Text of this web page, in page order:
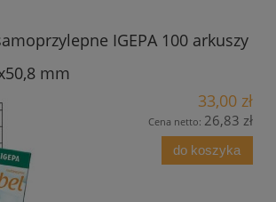
IGEPA 100 arkuszy
mm
33,00 zł
Cena netto: 26,83 zł
do koszyka